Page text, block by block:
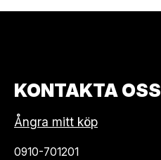
KONTAKTA OSS
Ångra mitt köp
0910-701201